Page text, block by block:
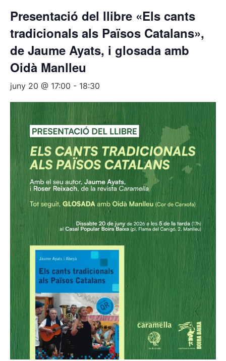
Presentació del llibre «Els cants
tradicionals als Països Catalans»,
de Jaume Ayats, i glosada amb
Oidà Manlleu
juny 20 @ 17:00 - 18:30